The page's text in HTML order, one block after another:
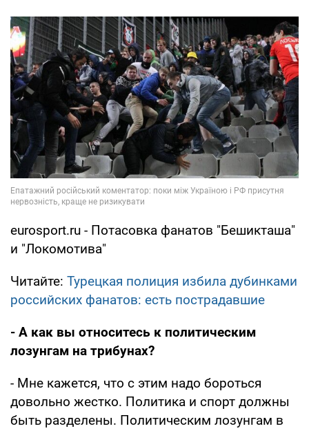
eurosport.ru - Потасовка фанатов "Бешикташа"
и "Локомотива"
Читайте: Турецкая полиция избила дубинками
российских фанатов: есть пострадавшие
- А как вы относитесь к политическим
лозунгам на трибунах?
- Мне кажется, что с этим надо бороться
довольно жестко. Политика и спорт должны
быть разделены. Политическим лозунгам в